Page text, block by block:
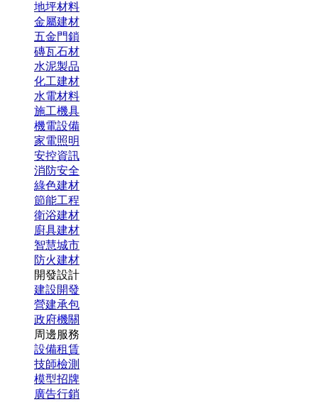
地坪材料
金屬建材
五金門鎖
磚瓦石材
水泥製品
化工建材
水電材料
施工機具
機電設備
家電照明
安控資訊
消防安全
綠色建材
節能工程
衛浴建材
廚具建材
智慧城市
防火建材
開發設計
建設開發
營建承包
政府機關
周邊服務
設備租賃
技師檢測
模型招牌
廣告行銷